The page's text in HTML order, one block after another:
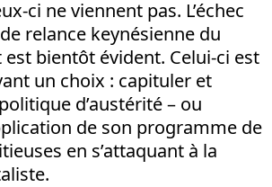
ci ne viennent pas. L’échec
relance keynésienne du
bientôt évident. Celui-ci est
un choix : capituler et
d’austérité – ou
de son programme de
en s’attaquant à la